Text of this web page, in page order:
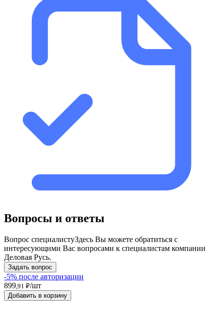
Вопросы и ответы
Вопрос специалистуЗдесь Вы можете обратиться с
интересующими Вас вопросами к специалистам компании
Деловая Русь.
Задать вопрос
-5% после авторизации
899,91 ₽/шт
Добавить в корзину